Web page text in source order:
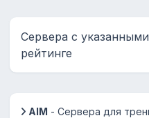
Сервера с
рейтинге
AIM - Сервера для